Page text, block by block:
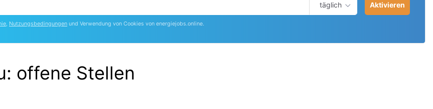
täglich Aktivieren
, Nutzungsbedingungen und Verwendung von Cookies von energiejobs.online.
offene Stellen